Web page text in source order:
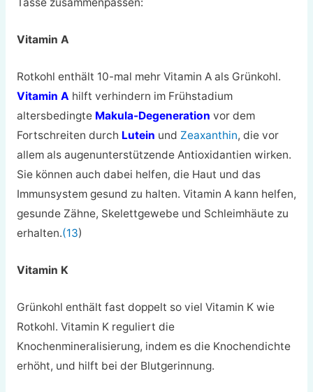
Tasse zusammenpassen:
Vitamin A
Rotkohl enthält 10-mal mehr Vitamin A als Grünkohl.
Vitamin A hilft verhindern im Frühstadium
altersbedingte Makula-Degeneration vor dem
Fortschreiten durch Lutein und Zeaxanthin, die vor
allem als augenunterstützende Antioxidantien wirken.
Sie können auch dabei helfen, die Haut und das
Immunsystem gesund zu halten. Vitamin A kann helfen,
gesunde Zähne, Skelettgewebe und Schleimhäute zu
erhalten.(13)
Vitamin K
Grünkohl enthält fast doppelt so viel Vitamin K wie
Rotkohl. Vitamin K reguliert die
Knochenmineralisierung, indem es die Knochendichte
erhöht, und hilft bei der Blutgerinnung.